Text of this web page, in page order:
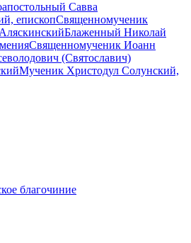
Савва
епископСвященномученик
Блаженный Николай
Священномученик Иоанн
(Святославич)
Мученик Христодул Солунский,
благочиние